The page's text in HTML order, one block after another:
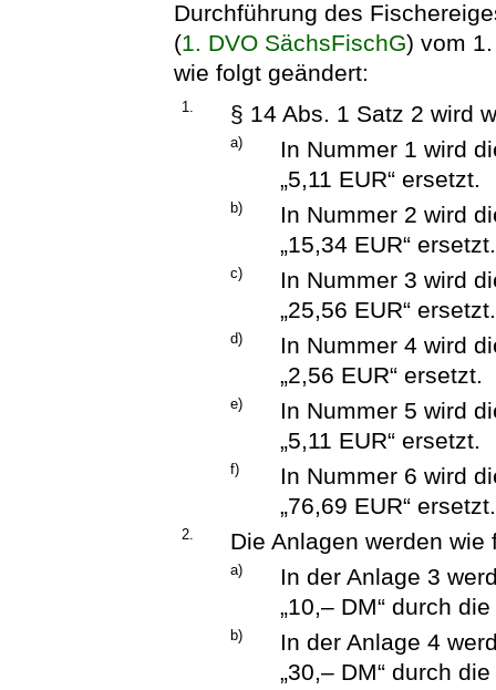
Durchführung des
(1. DVO SächsFischG) vom
wie folgt geändert:
1. § 14 Abs. 1 Satz 2 wird
a)
In Nummer 1 wird
„5,11 EUR“ ersetzt.
b)
In Nummer 2 wird
„15,34 EUR“ ersetzt.
c)
In Nummer 3 wird
„25,56 EUR“ ersetzt.
d)
In Nummer 4 wird
„2,56 EUR“ ersetzt.
e)
In Nummer 5 wird
„5,11 EUR“ ersetzt.
f)
In Nummer 6 wird
„76,69 EUR“ ersetzt.
2. Die Anlagen werden wie
a)
In der Anlage 3
„10,– DM“ durch
b)
In der Anlage 4
„30,– DM“ durch